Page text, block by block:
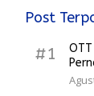
Post
#1